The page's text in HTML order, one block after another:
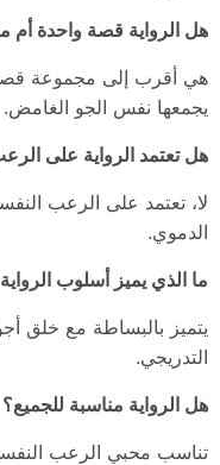
هل الرواية قصة واحدة
هي أقرب إلى مجموعة
يجمعها نفس الجو الغامض.
هل تعتمد الرواية على
لا، تعتمد على الرعب
الدموي.
ما الذي يميز أسلوب
يتميز بالبساطة مع خلق
التدريجي.
هل الرواية مناسبة للجميع؟
تناسب محبي الرعب